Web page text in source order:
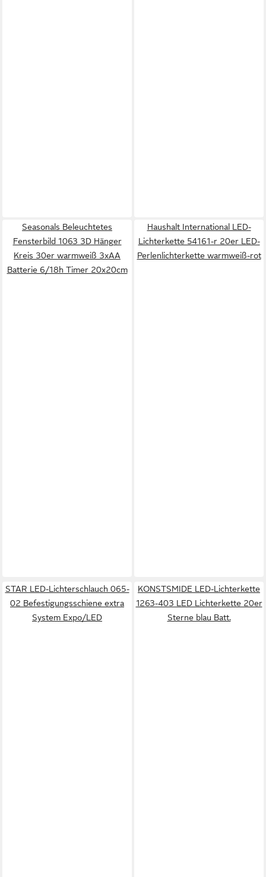
Seasonals Beleuchtetes
Fensterbild 1063 3D Hänger
Kreis 30er warmweiß 3xAA
Batterie 6/18h Timer 20x20cm
Haushalt International LED-
Lichterkette 54161-r 20er LED-
Perlenlichterkette warmweiß-rot
STAR LED-Lichterschlauch 065-
02 Befestigungsschiene extra
System Expo/LED
KONSTSMIDE LED-Lichterkette
1263-403 LED Lichterkette 20er
Sterne blau Batt.